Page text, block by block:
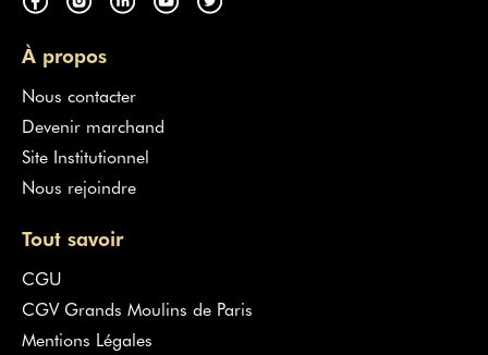
À propos
Nous contacter
Devenir marchand
Site Institutionnel
Nous rejoindre
Tout savoir
CGU
CGV Grands Moulins de Paris
Mentions Légales